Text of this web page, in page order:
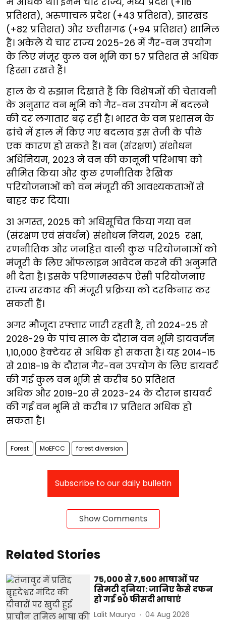
प्रतिशत), अरुणाचल प्रदेश (+43 प्रतिशत), झारखंड
(+82 प्रतिशत) और छत्तीसगढ (+94 प्रतिशत) शामिल
हैं। अकेले ये चार राज्य 2025-26 में गैर-वन उपयोग
के लिए मंजूर कुल वन भूमि का 57 प्रतिशत से अधिक
हिस्सा रखते हैं।
हाल के ये रुझान दिखाते हैं कि विशेषज्ञों की चेतावनी
के अनुसार वन भूमि को गैर-वन उपयोग में बदलने
की दर लगातार बढ़ रही है। भारत के वन प्रशासन के
ढांचे में हाल में किए गए बदलाव इस तेजी के पीछे
एक कारण हो सकते हैं। वन (संरक्षण) संशोधन
अधिनियम, 2023 ने वन की कानूनी परिभाषा को
सीमित किया और कुछ रणनीतिक रैखिक
परियोजनाओं को वन मंजूरी की आवश्यकताओं से
बाहर कर दिया।
31 अगस्त, 2025 को अधिसूचित किया गया वन
(संरक्षण एवं संवर्धन) संशोधन नियम, 2025 रक्षा,
रणनीतिक और जनहित वाली कुछ परियोजनाओं को
मंजूरी के लिए ऑफलाइन आवेदन करने की अनुमति
भी देता है। इसके परिणामस्वरूप ऐसी परियोजनाएं
राज्य सरकार की मंजूरी प्रक्रिया को दरकिनार कर
सकती हैं।
अगर मौजूदा रफ्तार जारी रहती है, तो 2024-25 से
2028-29 के पांच साल के दौरान वन भूमि डायवर्जन
1,10,000 हेक्टेयर से अधिक हो सकता है। यह 2014-15
से 2018-19 के दौरान गैर-वन उपयोग के लिए डायवर्ट
की गई कुल वन भूमि से करीब 50 प्रतिशत
अधिक और 2019-20 से 2023-24 के दौरान डायवर्ट
की गई वन भूमि से करीब 17 प्रतिशत अधिक हो
सकता है।
Forest MoEFCC forest diversion
Subscribe to our daily bulletin
Show Comments
Related Stories
75,000 से 7,500 भाषाओं पर
सिमटी दुनिया: जानिए कैसे दफन
हो गई 90 फीसदी भाषाएं
Lalit Maurya 04 Aug 2026